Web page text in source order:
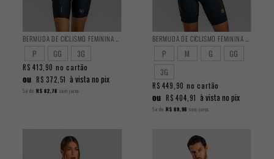
BERMUDA DE CICLISMO FEMININA ENDURANCE 2025
P GG 3G
R$ 413,90 no cartão
ou R$ 372,51 à vista no pix
5x de R$ 82,78 sem juros
BERMUDA DE CICLISMO FEMININA PERFORMANCE 2025
P M G
GG
3G
R$ 449,90 no cartão
ou R$ 404,91 à vista no pix
5x de R$ 89,98 sem juros